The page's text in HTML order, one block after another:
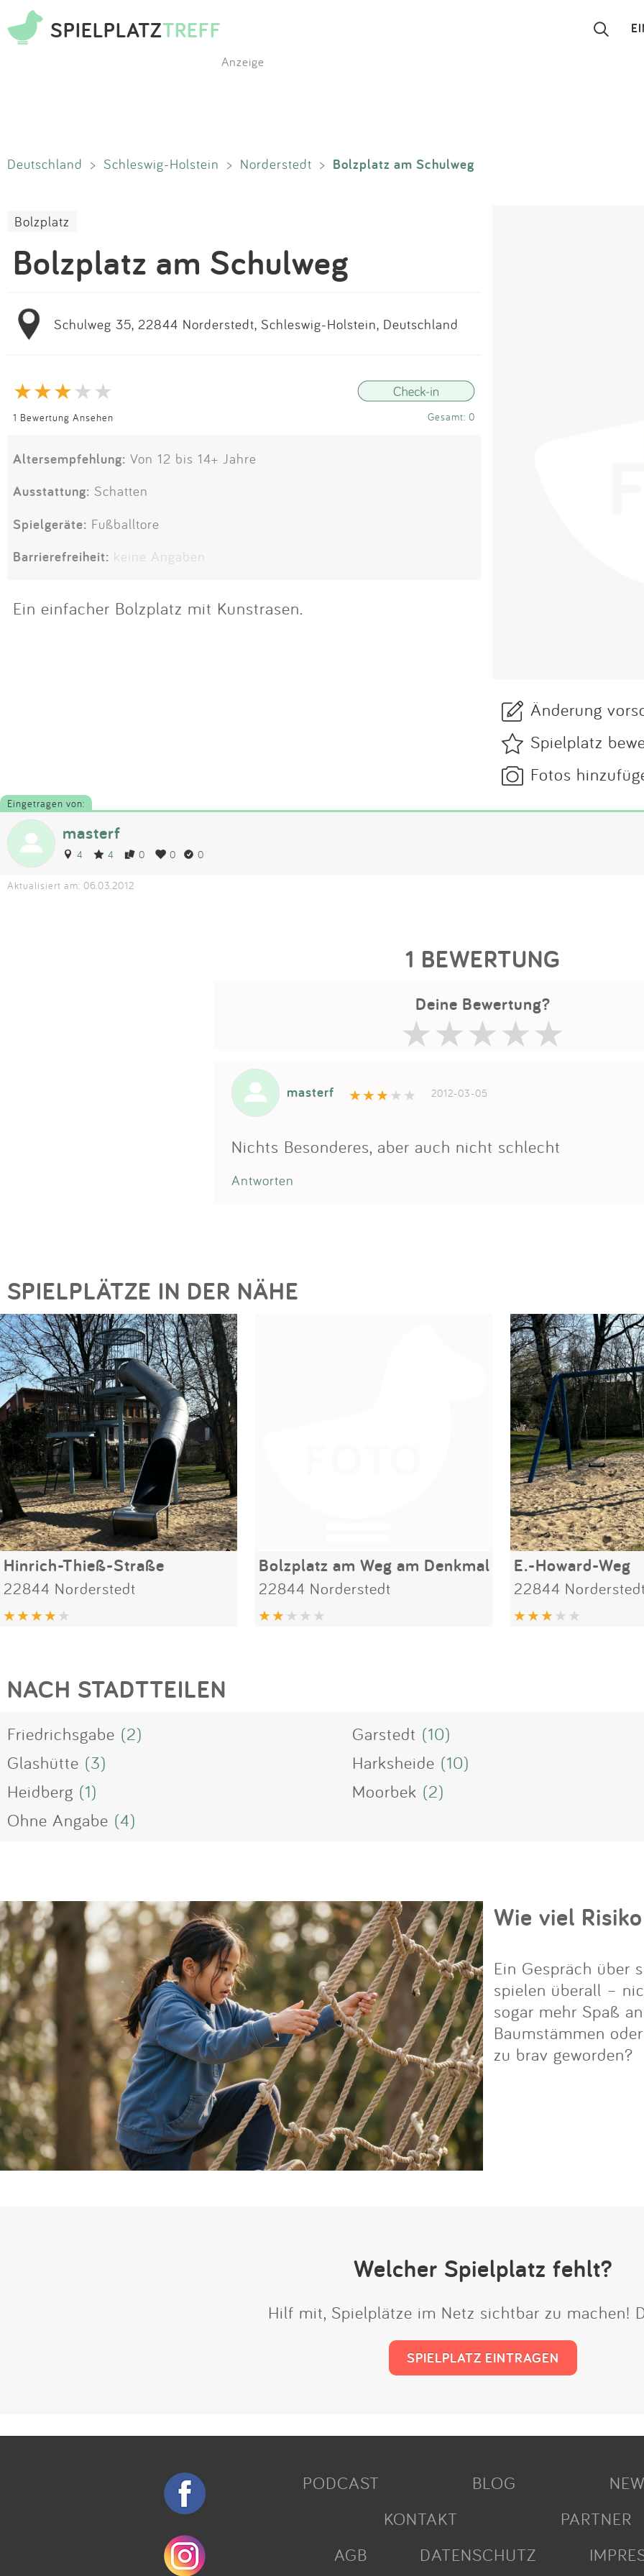
SPIELPLATZTREFF
App
Impressum
Anmelden
Anzeige
Deutschland > Schleswig-Holstein > Norderstedt > Bolzplatz am Schulweg
Bolzplatz
Bolzplatz am Schulweg
Schulweg 35, 22844 Norderstedt, Schleswig-Holstein, Deutschland
1 Bewertung Ansehen Gesamt: 0
Altersempfehlung: Von 12 bis 14+ Jahre
Ausstattung: Schatten
Spielgeräte: Fußballtore
Barrierefreiheit: keine Angaben
Ein einfacher Bolzplatz mit Kunstrasen.
Änderung
Spielplatz
Fotos
Eingetragen von:
masterf
4 4 0 0 0
Aktualisiert am: 06.03.2012
1 BEWERTUNG
Deine Bewertung?
masterf 2012-03-05
Nichts Besonderes, aber auch nicht schlecht
Antworten
SPIELPLÄTZE IN DER NÄHE
Hinrich-Thieß-Straße
22844 Norderstedt
Bolzplatz am Weg am Denkmal
22844 Norderstedt
E.-Howard-Weg
22844
NACH STADTTEILEN
Friedrichsgabe (2) Garstedt (10)
Glashütte (3) Harksheide (10)
Heidberg (1) Moorbek (2)
Ohne Angabe (4)
Wie viel
Ein Gespräch über
spielen überall –
sogar mehr Spaß
Baumstämmen
zu brav geworden?
Welcher Spielplatz fehlt?
Hilf mit, Spielplätze im Netz sichtbar zu machen!
SPIELPLATZ EINTRAGEN
PODCAST BLOG
KONTAKT
PARTNER
AGB
DATENSCHUTZ